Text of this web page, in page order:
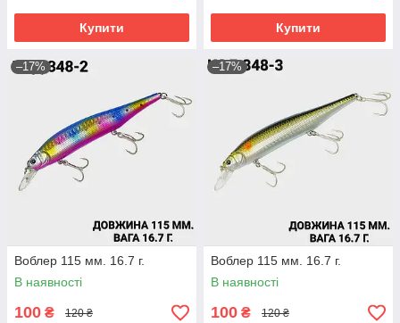
Купити Купити
–17%
Воблер 115 мм. 16.7 г.
В наявності
100 ₴ 120 ₴
–17%
Воблер 115 мм. 16.7 г.
В наявності
100 ₴ 120 ₴